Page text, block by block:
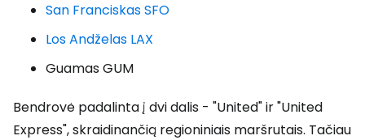
San Franciskas SFO
Los Andželas LAX
Guamas GUM
Bendrovė padalinta į dvi dalis - "United" ir "United
Express", skraidinančią regioniniais maršrutais. Tačiau